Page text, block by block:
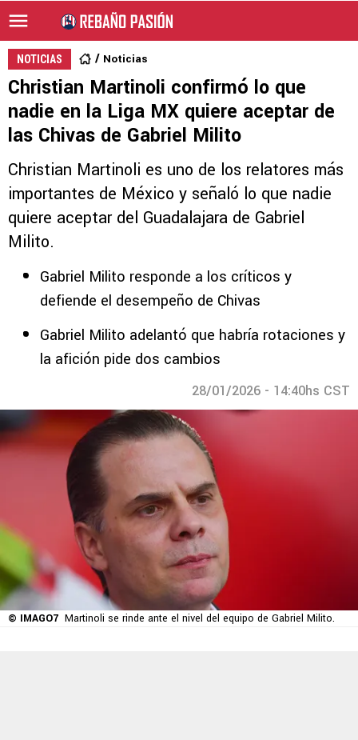
NOTICIAS Noticias
Christian Martinoli confirmó lo que
nadie en la Liga MX quiere aceptar de
las Chivas de Gabriel Milito
Christian Martinoli es uno de los relatores más
importantes de México y señaló lo que nadie
quiere aceptar del Guadalajara de Gabriel
Milito.
Gabriel Milito responde a los críticos y
defiende el desempeño de Chivas
Gabriel Milito adelantó que habría rotaciones y
la afición pide dos cambios
28/01/2026 - 14:40hs CST
© IMAGO7 Martinoli se rinde ante el nivel del equipo de Gabriel Milito.